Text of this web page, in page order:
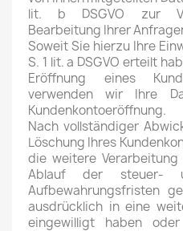
lit. b DSGVO zur
Bearbeitung Ihrer
Soweit Sie hierzu Ihre
S. 1 lit. a DSGVO erteilt
Eröffnung eines
verwenden wir Ihre
Kundenkontoeröffnung.
Nach vollständiger
Löschung Ihres
die weitere
Ablauf der steuer-
Aufbewahrungsfristen
ausdrücklich in eine
eingewilligt haben